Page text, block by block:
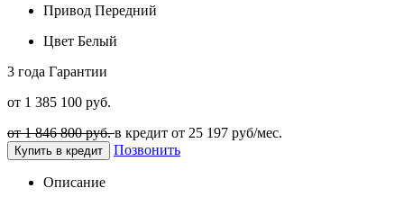
Привод Передний
Цвет Белый
3 года Гарантии
от 1 385 100 руб.
от 1 846 800 руб.в кредит от 25 197 руб/мес.
Купить в кредит Позвонить
Описание